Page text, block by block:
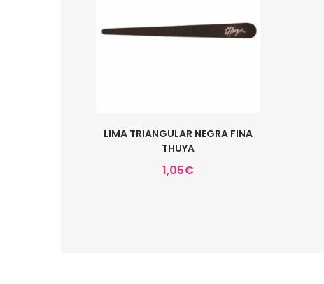
LIMA TRIANGULAR NEGRA FINA
THUYA
1,05€